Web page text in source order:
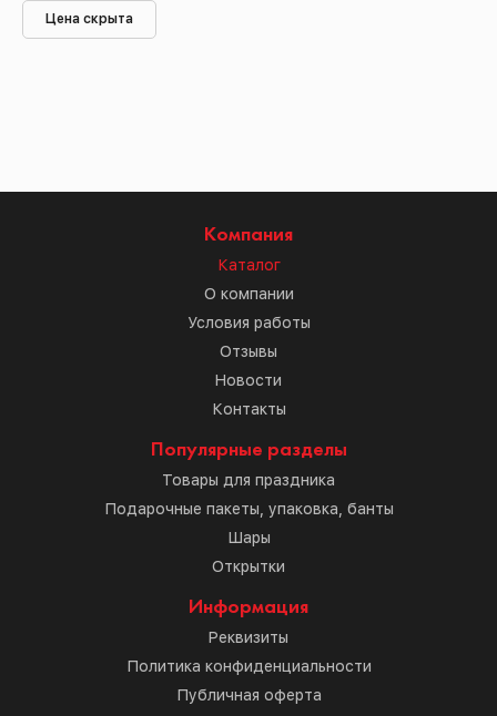
Цена скрыта
Компания
Каталог
О компании
Условия работы
Отзывы
Новости
Контакты
Популярные разделы
Товары для праздника
Подарочные пакеты, упаковка, банты
Шары
Открытки
Информация
Реквизиты
Политика конфиденциальности
Публичная оферта